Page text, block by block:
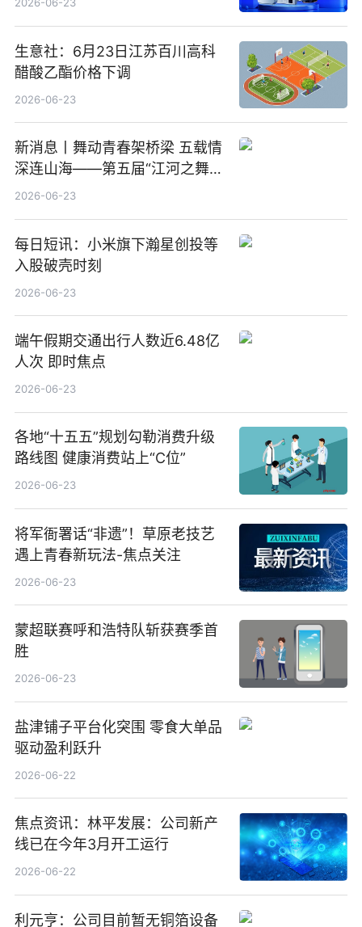
2026-06-23
生意社：6月23日江苏百川高科
醋酸乙酯价格下调
2026-06-23
新消息丨舞动青春架桥梁 五载情
深连山海——第五届“江河之舞”
中美青少年文化交流展演在镇江
2026-06-23
每日短讯：小米旗下瀚星创投等
入股破壳时刻
2026-06-23
端午假期交通出行人数近6.48亿
人次 即时焦点
2026-06-23
各地“十五五”规划勾勒消费升级
路线图 健康消费站上“C位”
2026-06-23
将军衙署话“非遗”！草原老技艺
遇上青春新玩法-焦点关注
2026-06-23
蒙超联赛呼和浩特队斩获赛季首
胜
2026-06-23
盐津铺子平台化突围 零食大单品
驱动盈利跃升
2026-06-22
焦点资讯：林平发展：公司新产
线已在今年3月开工运行
2026-06-22
利元亨：公司目前暂无铜箔设备